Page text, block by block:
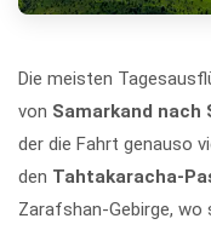
Die meisten
von Samarkand nach
der die Fahrt genauso
den Tahtakaracha-
Zarafshan-Gebirge, wo